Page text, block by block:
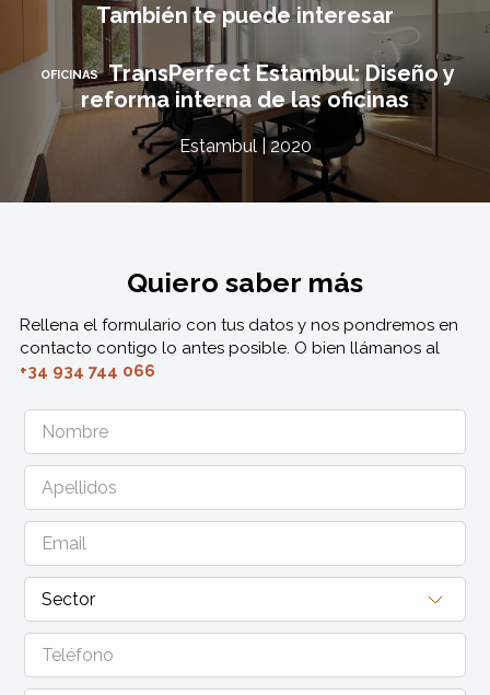
También te puede interesar
OFICINAS TransPerfect Estambul: Diseño y
reforma interna de las oficinas
Estambul | 2020
Quiero saber más
Rellena el formulario con tus datos y nos pondremos en
contacto contigo lo antes posible. O bien llámanos al
+34 934 744 066